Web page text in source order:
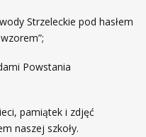
Strzeleckie pod hasłem
Powstania
pamiątek i zdjęć
naszej szkoły.